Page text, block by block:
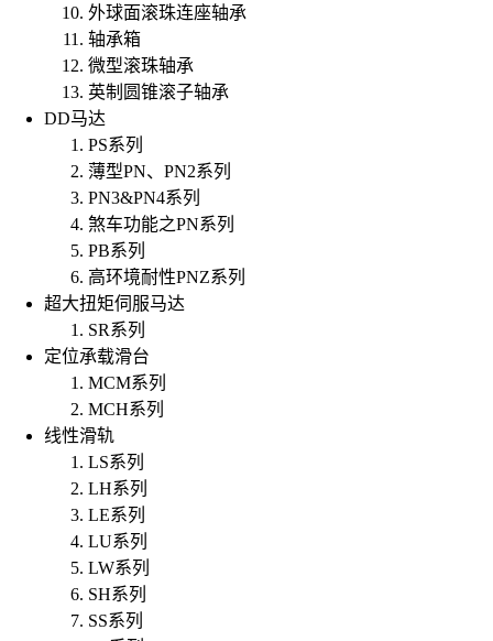
外球面滚珠连座轴承
轴承箱
微型滚珠轴承
英制圆锥滚子轴承
DD马达
PS系列
薄型PN、PN2系列
PN3&PN4系列
煞车功能之PN系列
PB系列
高环境耐性PNZ系列
超大扭矩伺服马达
SR系列
定位承载滑台
MCM系列
MCH系列
线性滑轨
LS系列
LH系列
LE系列
LU系列
LW系列
SH系列
SS系列